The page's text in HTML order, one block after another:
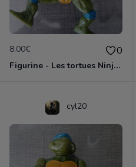
8.00€ 0
Figurine - Les tortues Ninja - Leonardo
cyl20